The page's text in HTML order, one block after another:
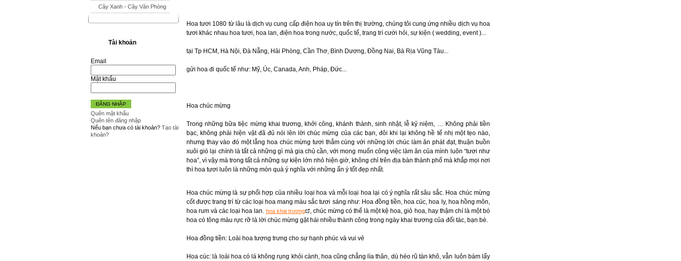
Cây Xanh - Cây Văn Phòng
Tài khoản
Email
Mật khẩu
ĐĂNG NHẬP
Quên mật khẩu
Quên tên đăng nhập
Nếu bạn chưa có tài khoản? Tạo tài
khoản?
Hoa tươi 1080 từ lâu là dịch vụ cung cấp điện hoa uy tín trên thị trường, chúng tôi cung ứng nhiều dịch vụ hoa
tươi khác nhau hoa tươi, hoa lan, điện hoa trong nước, quốc tế, trang trí cưới hỏi, sự kiện ( wedding, event )...
tại Tp HCM, Hà Nội, Đà Nẵng, Hải Phòng, Cần Thơ, Bình Dương, Đồng Nai, Bà Rịa Vũng Tàu...
gửi hoa đi quốc tế như: Mỹ, Úc, Canada, Anh, Pháp, Đức...
Hoa chúc mừng
Trong những bữa tiệc mừng khai trương, khởi công, khánh thành, sinh nhật, lễ kỷ niệm, … Không phải tiền
bạc, không phải hiện vật đã đủ nói lên lời chúc mừng của các bạn, đôi khi lại không hề tế nhị một tẹo nào,
nhưng thay vào đó một lẵng hoa chúc mừng tươi thắm cùng với những lời chúc làm ăn phát đạt, thuận buồn
xuôi gió lại chính là tất cả những gì mà gia chủ cần, với mong muốn công việc làm ăn của mình luôn “tươi như
hoa”, vì vậy mà trong tất cả những sự kiện lớn nhỏ hiện giờ, không chỉ trên địa bàn thành phố mà khắp mọi nơi
thì hoa tươi luôn là những món quà ý nghĩa với những ẩn ý tốt đẹp nhất.
Hoa chúc mừng là sự phối hợp của nhiều loại hoa và mỗi loại hoa lại có ý nghĩa rất sâu sắc. Hoa chúc mừng
cốt được trang trí từ các loại hoa mang màu sắc tươi sáng như: Hoa đồng tiền, hoa cúc, hoa ly, hoa hồng môn,
hoa rum và các loại hoa lan.
hoa khai trương
, chúc mừng có thể là một kệ hoa, giỏ hoa, hay thậm chí là một bó
hoa có tông màu rực rỡ là lời chúc mừng gặt hái nhiều thành công trong ngày khai trương của đối tác, bạn bè.
Hoa đồng tiền: Loài hoa tượng trưng cho sự hạnh phúc và vui vẻ
Hoa cúc: là loài hoa có lá không rụng khỏi cành, hoa cũng chẳng lìa thân, dù héo rũ tàn khô, vẫn luôn bám lấy